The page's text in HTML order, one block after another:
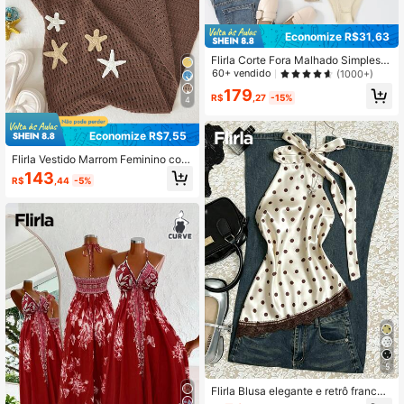
4
Economize R$7,55
Flirla Vestido Marrom Feminino com
Design Floral 3D, Vestido de Praia L
eve e Respirável com Recorte Sex
R$143 ,44 -5%
Economize R$31,63
Flirla Corte Fora Malhado Simples o
casional Macacão Tamanho Grand
60+ vendido (1000+)
R$179,27 -15%
5
Flirla Blusa elegante e retrô frances